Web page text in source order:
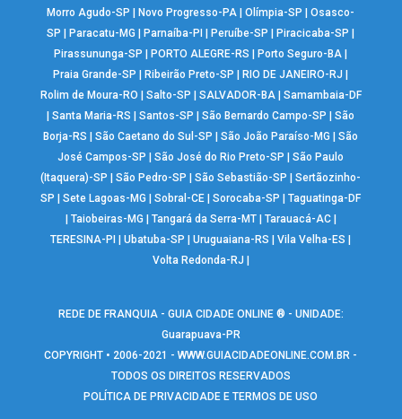
Morro Agudo-SP
Novo Progresso-PA |Olímpia-SP |Osasco-
SP
Paracatu-MG Parnaíba-PI Peruíbe-SP Piracicaba-SP
Pirassununga-SP
PORTO ALEGRE-RS Porto Seguro-BA
Praia Grande-SP
Ribeirão Preto-SP RIO DE JANEIRO-RJ
Rolim de Moura-RO
Salto-SP SALVADOR-BA| Samambaia-DF
|Santa Maria-RS |Santos-SP |São Bernardo Campo-SP |São
Borja-RS
|São Caetano do Sul-SP |São João Paraíso-MG |São
José Campos-SP
|São José do Rio Preto-SP |São Paulo
(Itaquera)-SP
|São Pedro-SP |São Sebastião-SP |Sertãozinho-
SP
|Sete Lagoas-MG |Sobral-CE |Sorocaba-SP |Taguatinga-DF
Taiobeiras-MG Tangará da Serra-MT| Tarauacá-AC|
TERESINA-PI
|Ubatuba-SP |Uruguaiana-RS |Vila Velha-ES
Volta Redonda-RJ
REDE DE FRANQUIA - GUIA CIDADE ONLINE ® - UNIDADE:
Guarapuava-PR
COPYRIGHT • 2006-2021 -WWW.GUIACIDADEONLINE.COM.BR -
TODOS OS DIREITOS RESERVADOS
POLÍTICA DE PRIVACIDADE E TERMOS DE USO